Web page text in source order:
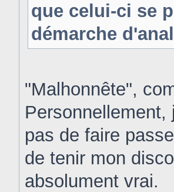
que celui-ci se
démarche
"Malhonnête",
pas de faire
de tenir mon
absolument vrai.